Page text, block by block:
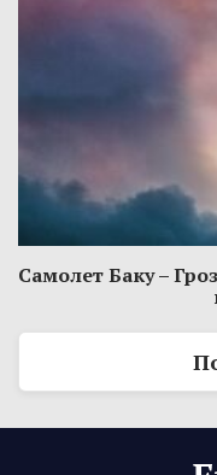
Самолет Баку –